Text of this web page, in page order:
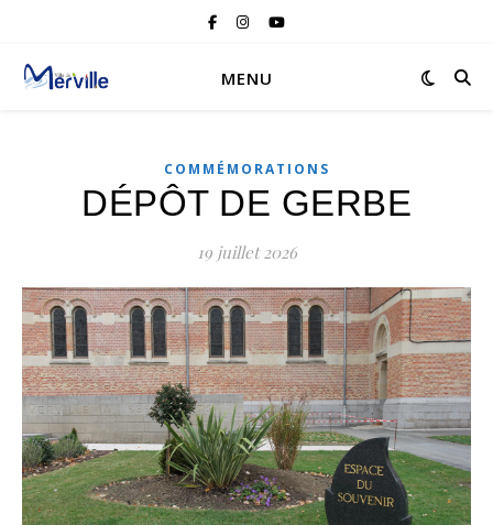
MENU
COMMÉMORATIONS
DÉPÔT DE GERBE
19 juillet 2026